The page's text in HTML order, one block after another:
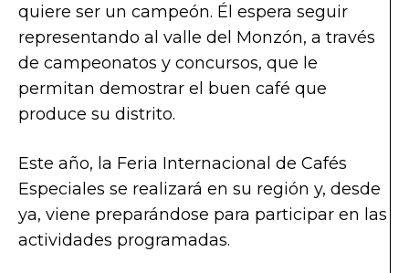
quiere ser un campeón. Él espera seguir
representando al valle del Monzón, a través
de campeonatos y concursos, que le
permitan demostrar el buen café que
produce su distrito.
Este año, la Feria Internacional de Cafés
Especiales se realizará en su región y, desde
ya, viene preparándose para participar en las
actividades programadas.